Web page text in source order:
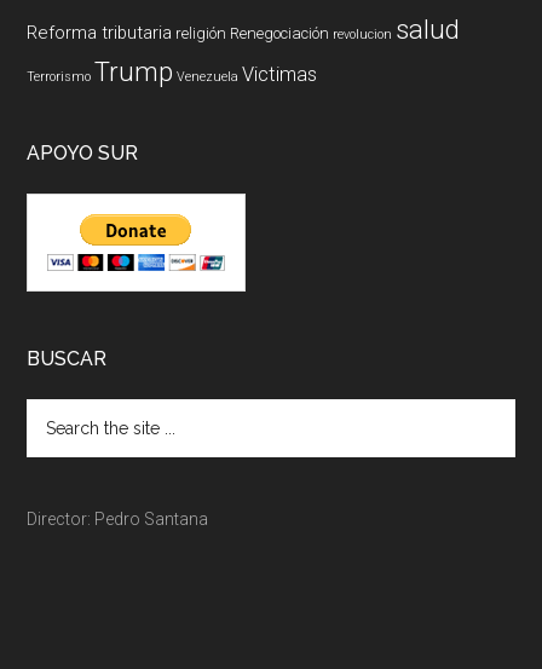
Reforma tributaria religión Renegociación revolucion salud
Terrorismo Trump Venezuela Victimas
APOYO SUR
BUSCAR
Director: Pedro Santana